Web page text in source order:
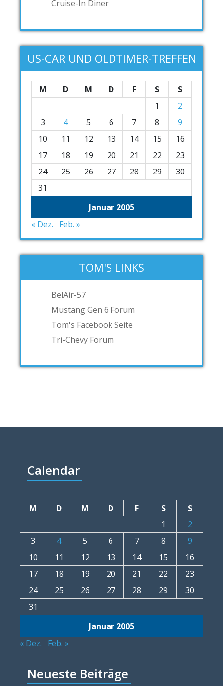
Cruise-In Diner
US-CAR UND OLDTIMER-TREFFEN
Januar 2005
M D M D F S
S
1
2
3
4 5 6 7 8
9
10
11 12 13 14 15
16
17
18 19 20 21 22
23
24
25 26 27 28 29
30
31
« Dez. Feb. »
TOM'S LINKS
BelAir-57
Mustang Gen 6 Forum
Tom's Facebook Seite
Tri-Chevy Forum
Calendar
Januar 2005
M D M D F S
S
1
2
3
4 5 6 7 8
9
10
11 12 13 14 15
16
17
18 19 20 21 22
23
24
25 26 27 28 29
30
31
« Dez. Feb. »
Neueste Beiträge